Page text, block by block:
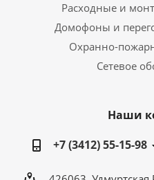
Расходные и
Домофоны и
Охранно-
Сетевое
Наши
+7 (3412) 55-15-98